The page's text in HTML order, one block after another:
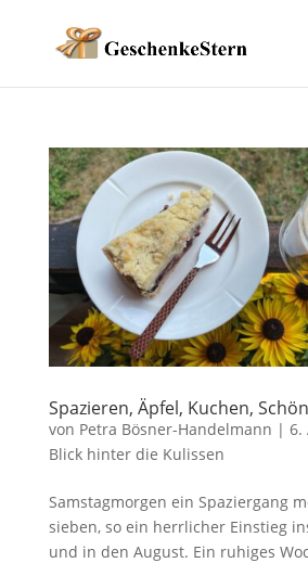
Spazieren, Äpfel, Kuchen,
von Petra Bösner-Handelmann | 6.
Blick hinter die Kulissen
Samstagmorgen ein Spaziergang
sieben, so ein herrlicher Einstieg
und in den August. Ein ruhiges